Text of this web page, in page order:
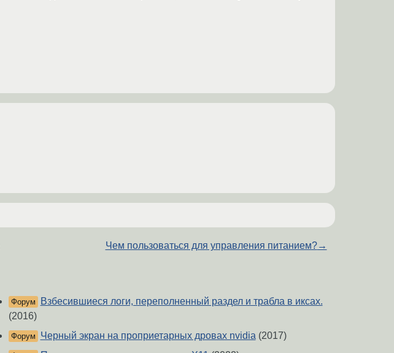
Чем пользоваться для управления питанием?→
Форум
Взбесившиеся логи, переполненный раздел и трабла в иксах.
(2016)
Форум Черный экран на проприетарных дровах nvidia(2017)